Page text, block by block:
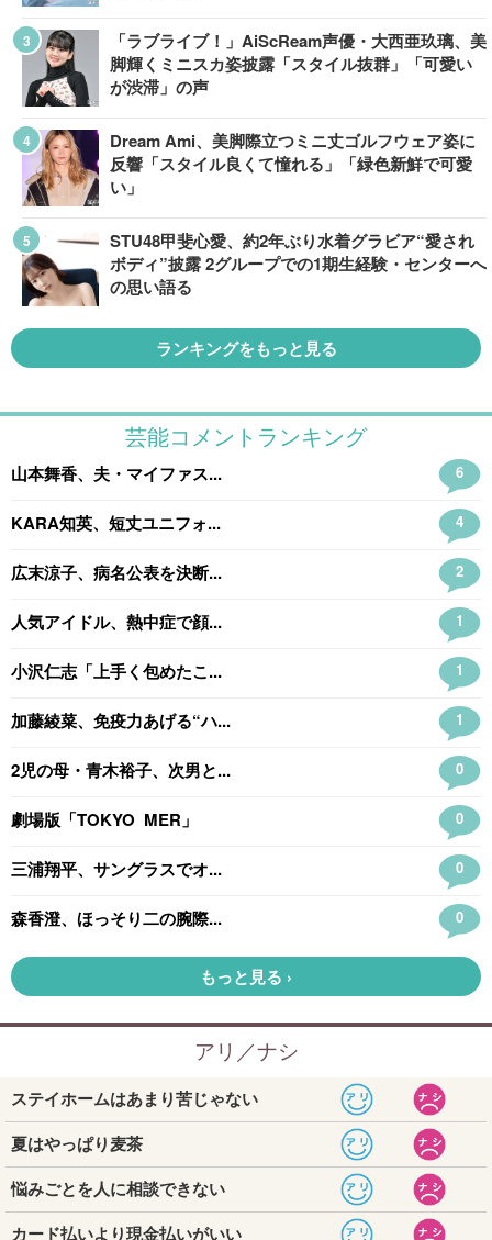
「ラブライブ！」AiScReam声優・大西亜玖璃、美
脚輝くミニスカ姿披露「スタイル抜群」「可愛い
が渋滞」の声
Dream Ami、美脚際立つミニ丈ゴルフウェア姿に
反響「スタイル良くて憧れる」「緑色新鮮で可愛
い」
STU48甲斐心愛、約2年ぶり水着グラビア“愛され
ボディ”披露 2グループでの1期生経験・センターへ
の思い語る
ランキングをもっと見る